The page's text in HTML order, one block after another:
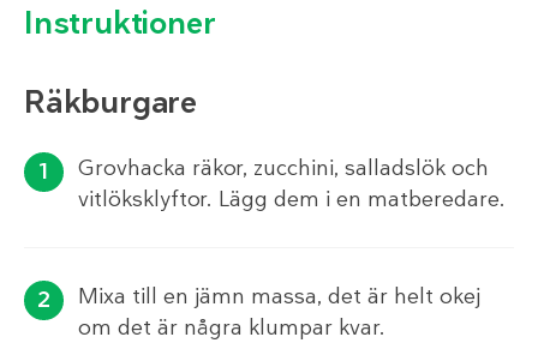
Instruktioner
Räkburgare
Grovhacka räkor, zucchini, salladslök och
vitlöksklyftor. Lägg dem i en matberedare.
Mixa till en jämn massa, det är helt okej
om det är några klumpar kvar.